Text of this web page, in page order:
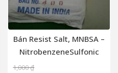
Bán Resist Salt, MNBSA –
NitrobenzeneSulfonic
Acid Sodium Salt –
1,000₫